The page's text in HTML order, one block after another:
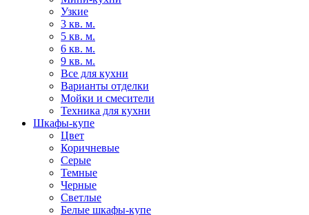
Узкие
3 кв. м.
5 кв. м.
6 кв. м.
9 кв. м.
Все для кухни
Варианты отделки
Мойки и смесители
Техника для кухни
Шкафы-купе
Цвет
Коричневые
Серые
Темные
Черные
Светлые
Белые шкафы-купе